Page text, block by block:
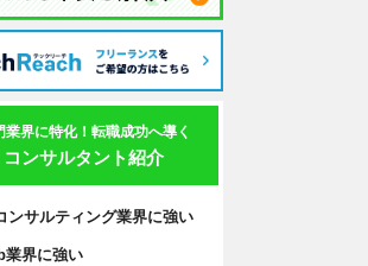
業界に特化！転職成功へ導く
コンサルタント紹介
ンサルティング業界に強い
業界に強い